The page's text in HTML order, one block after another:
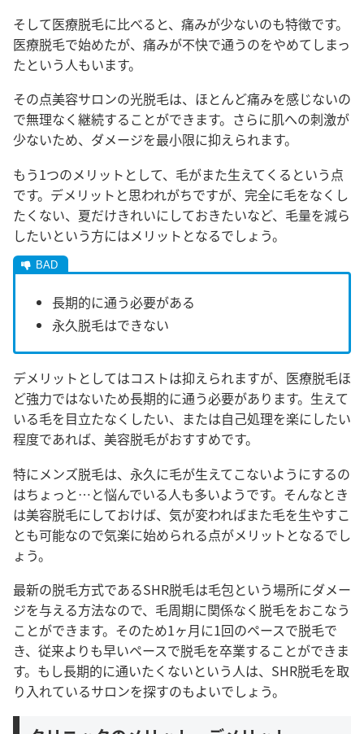
そして医療脱毛に比べると、痛みが少ないのも特徴です。
医療脱毛で始めたが、痛みが不快で通うのをやめてしまっ
たという人もいます。
その点美容サロンの光脱毛は、ほとんど痛みを感じないの
で無理なく継続することができます。さらに肌への刺激が
少ないため、ダメージを最小限に抑えられます。
もう1つのメリットとして、毛がまた生えてくるという点
です。デメリットと思われがちですが、完全に毛をなくし
たくない、夏だけきれいにしておきたいなど、毛量を減ら
したいという方にはメリットとなるでしょう。
長期的に通う必要がある
永久脱毛はできない
デメリットとしてはコストは抑えられますが、医療脱毛ほ
ど強力ではないため長期的に通う必要があります。生えて
いる毛を目立たなくしたい、または自己処理を楽にしたい
程度であれば、美容脱毛がおすすめです。
特にメンズ脱毛は、永久に毛が生えてこないようにするの
はちょっと…と悩んでいる人も多いようです。そんなとき
は美容脱毛にしておけば、気が変わればまた毛を生やすこ
とも可能なので気楽に始められる点がメリットとなるでし
ょう。
最新の脱毛方式であるSHR脱毛は毛包という場所にダメー
ジを与える方法なので、毛周期に関係なく脱毛をおこなう
ことができます。そのため1ヶ月に1回のペースで脱毛で
き、従来よりも早いペースで脱毛を卒業することができま
す。もし長期的に通いたくないという人は、SHR脱毛を取
り入れているサロンを探すのもよいでしょう。